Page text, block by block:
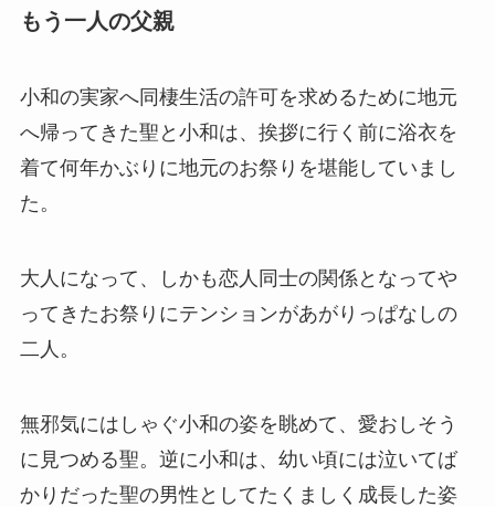
もう一人の父親
小和の実家へ同棲生活の許可を求めるために地元
へ帰ってきた聖と小和は、挨拶に行く前に浴衣を
着て何年かぶりに地元のお祭りを堪能していまし
た。
大人になって、しかも恋人同士の関係となってや
ってきたお祭りにテンションがあがりっぱなしの
二人。
無邪気にはしゃぐ小和の姿を眺めて、愛おしそう
に見つめる聖。逆に小和は、幼い頃には泣いてば
かりだった聖の男性としてたくましく成長した姿